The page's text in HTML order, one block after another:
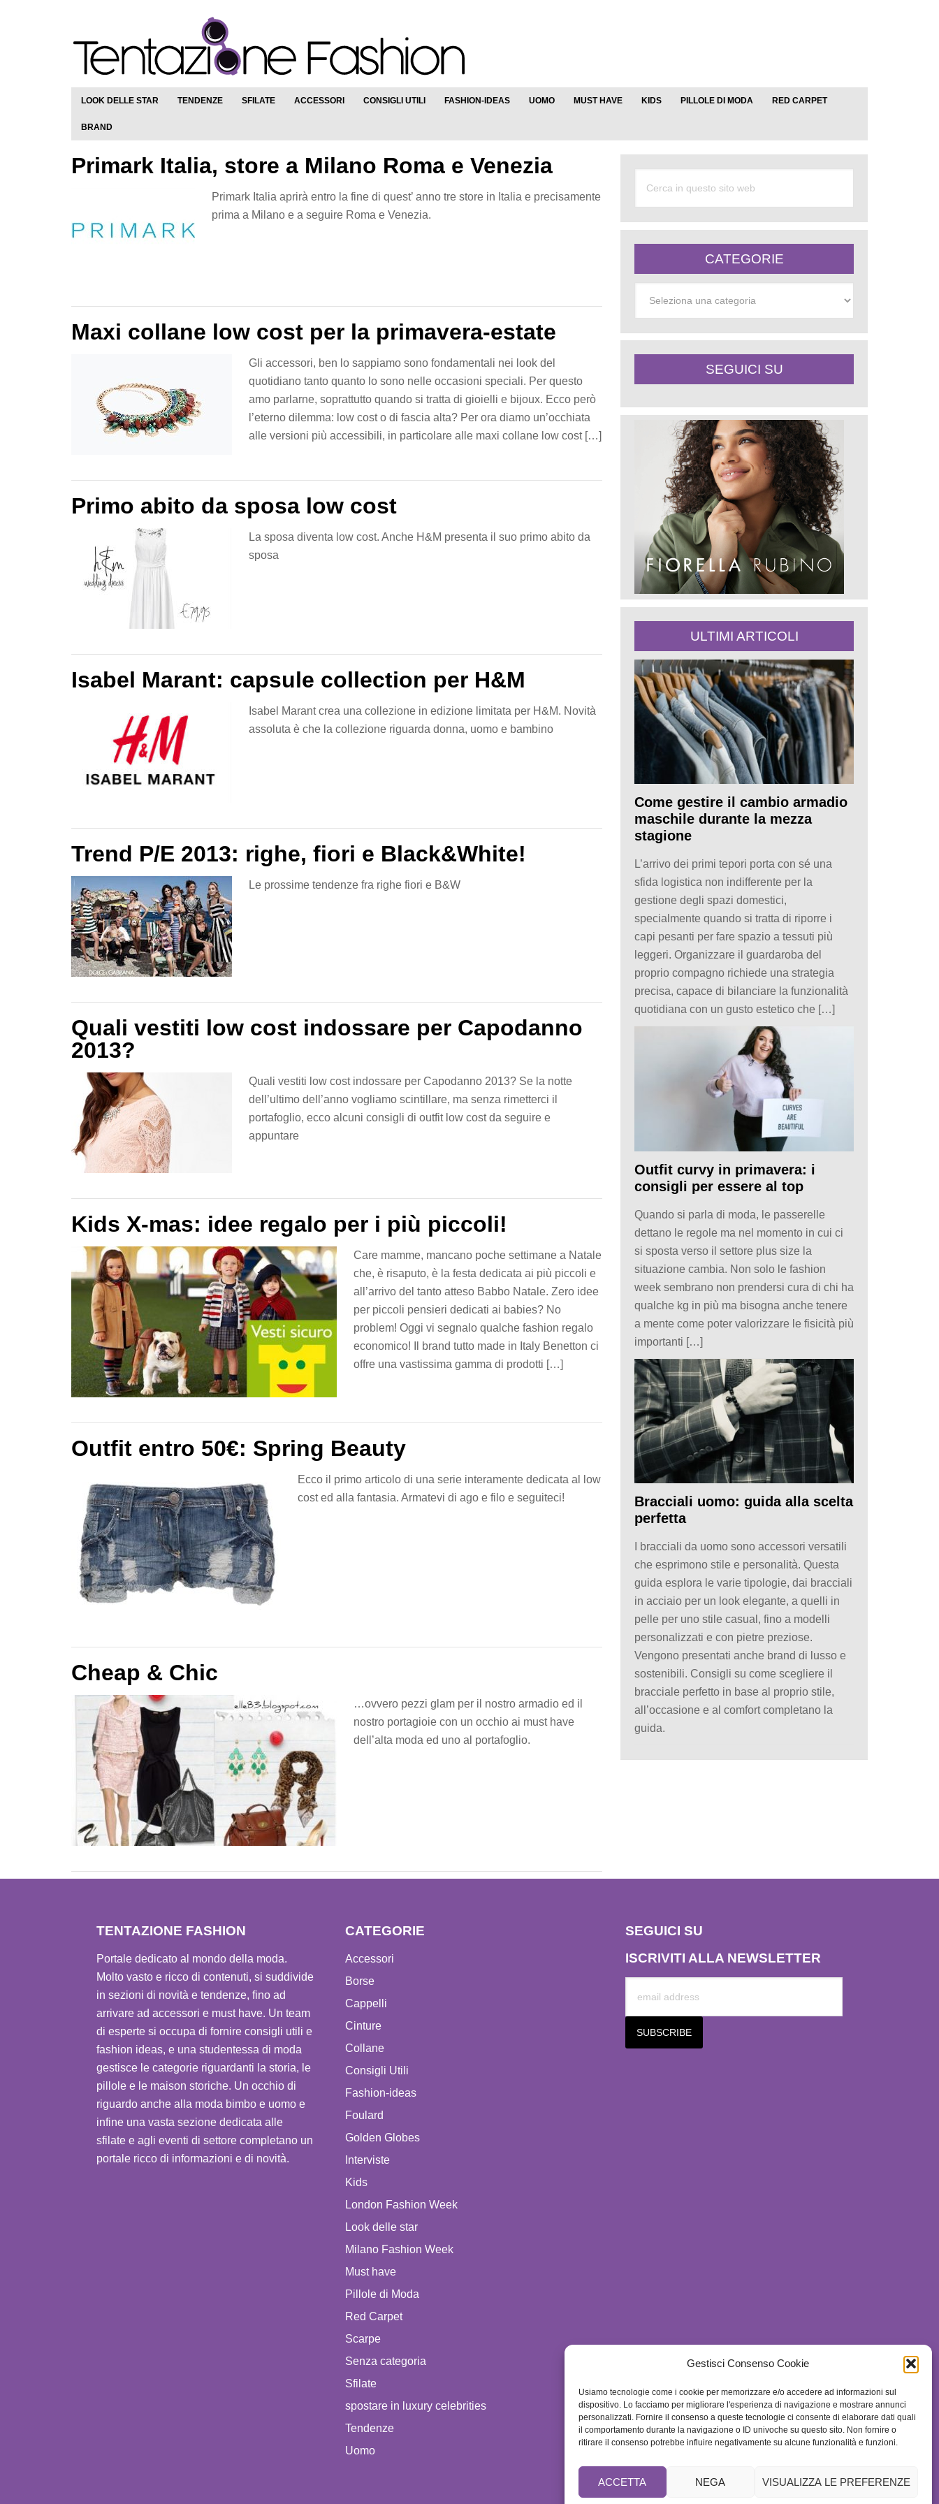
Gestisci Consenso Cookie
Usiamo tecnologie come i cookie per memorizzare e/o accedere ad informazioni sul
dispositivo. Lo facciamo per migliorare l'esperienza di navigazione e mostrare annunci
personalizzati. Fornire il consenso a queste tecnologie ci consente di elaborare dati quali
il comportamento durante la navigazione o ID univoche su questo sito. Non fornire o
ritirare il consenso potrebbe influire negativamente su alcune funzionalità e funzioni.
ACCETTA NEGA VISUALIZZA LE PREFERENZE
LOOK DELLE STAR TENDENZE SFILATE ACCESSORI CONSIGLI UTILI FASHION-IDEAS UOMO MUST HAVE KIDS PILLOLE DI MODA RED CARPET
BRAND
Primark Italia, store a Milano Roma e Venezia
Primark Italia aprirà entro la fine di quest’ anno tre store in Italia e precisamente
prima a Milano e a seguire Roma e Venezia.
Maxi collane low cost per la primavera-estate
Gli accessori, ben lo sappiamo sono fondamentali nei look del
quotidiano tanto quanto lo sono nelle occasioni speciali. Per questo
amo parlarne, soprattutto quando si tratta di gioielli e bijoux. Ecco però
l’eterno dilemma: low cost o di fascia alta? Per ora diamo un’occhiata
alle versioni più accessibili, in particolare alle maxi collane low cost […]
Primo abito da sposa low cost
La sposa diventa low cost. Anche H&M presenta il suo primo abito da
sposa
Isabel Marant: capsule collection per H&M
Isabel Marant crea una collezione in edizione limitata per H&M. Novità
assoluta è che la collezione riguarda donna, uomo e bambino
Trend P/E 2013: righe, fiori e Black&White!
Le prossime tendenze fra righe fiori e B&W
Quali vestiti low cost indossare per Capodanno
2013?
Quali vestiti low cost indossare per Capodanno 2013? Se la notte
dell’ultimo dell’anno vogliamo scintillare, ma senza rimetterci il
portafoglio, ecco alcuni consigli di outfit low cost da seguire e
appuntare
Kids X-mas: idee regalo per i più piccoli!
Care mamme, mancano poche settimane a Natale
che, è risaputo, è la festa dedicata ai più piccoli e
all’arrivo del tanto atteso Babbo Natale. Zero idee
per piccoli pensieri dedicati ai babies? No
problem! Oggi vi segnalo qualche fashion regalo
economico! Il brand tutto made in Italy Benetton ci
offre una vastissima gamma di prodotti […]
Outfit entro 50€: Spring Beauty
Ecco il primo articolo di una serie interamente dedicata al low
cost ed alla fantasia. Armatevi di ago e filo e seguiteci!
Cheap & Chic
…ovvero pezzi glam per il nostro armadio ed il
nostro portagioie con un occhio ai must have
dell’alta moda ed uno al portafoglio.
CATEGORIE
SEGUICI SU
ULTIMI ARTICOLI
Come gestire il cambio armadio
maschile durante la mezza
stagione
L’arrivo dei primi tepori porta con sé una
sfida logistica non indifferente per la
gestione degli spazi domestici,
specialmente quando si tratta di riporre i
capi pesanti per fare spazio a tessuti più
leggeri. Organizzare il guardaroba del
proprio compagno richiede una strategia
precisa, capace di bilanciare la funzionalità
quotidiana con un gusto estetico che […]
Outfit curvy in primavera: i
consigli per essere al top
Quando si parla di moda, le passerelle
dettano le regole ma nel momento in cui ci
si sposta verso il settore plus size la
situazione cambia. Non solo le fashion
week sembrano non prendersi cura di chi ha
qualche kg in più ma bisogna anche tenere
a mente come poter valorizzare le fisicità più
importanti […]
Bracciali uomo: guida alla scelta
perfetta
I bracciali da uomo sono accessori versatili
che esprimono stile e personalità. Questa
guida esplora le varie tipologie, dai bracciali
in acciaio per un look elegante, a quelli in
pelle per uno stile casual, fino a modelli
personalizzati e con pietre preziose.
Vengono presentati anche brand di lusso e
sostenibili. Consigli su come scegliere il
bracciale perfetto in base al proprio stile,
all’occasione e al comfort completano la
guida.
TENTAZIONE FASHION
Portale dedicato al mondo della moda.
Molto vasto e ricco di contenuti, si suddivide
in sezioni di novità e tendenze, fino ad
arrivare ad accessori e must have. Un team
di esperte si occupa di fornire consigli utili e
fashion ideas, e una studentessa di moda
gestisce le categorie riguardanti la storia, le
pillole e le maison storiche. Un occhio di
riguardo anche alla moda bimbo e uomo e
infine una vasta sezione dedicata alle
sfilate e agli eventi di settore completano un
portale ricco di informazioni e di novità.
CATEGORIE
Accessori
Borse
Cappelli
Cinture
Collane
Consigli Utili
Fashion-ideas
Foulard
Golden Globes
Interviste
Kids
London Fashion Week
Look delle star
Milano Fashion Week
Must have
Pillole di Moda
Red Carpet
Scarpe
Senza categoria
Sfilate
spostare in luxury celebrities
Tendenze
Uomo
SEGUICI SU
ISCRIVITI ALLA NEWSLETTER